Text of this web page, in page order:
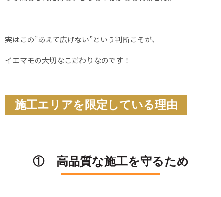
実はこの”あえて広げない”という判断こそが、
イエマモの大切なこだわりなのです！
施工エリアを限定している理由
① 高品質な施工を守るため